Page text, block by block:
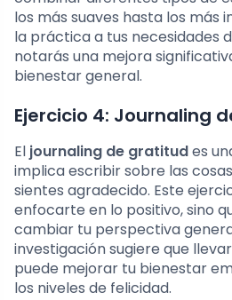
los más suaves hasta los más
la práctica a tus necesidades
notarás una mejora
bienestar general.
Ejercicio 4: Journaling
El journaling de gratitudes
implica escribir sobre las
sientes agradecido. Este
enfocarte en lo positivo, sino
cambiar tu perspectiva
investigación sugiere que
puede mejorar tu bienestar
los niveles de felicidad.